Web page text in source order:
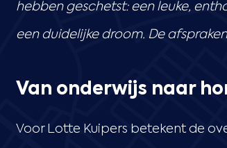
hebben geschetst: een leuke,
een duidelijke droom. De
Van onderwijs naar
Voor Lotte Kuipers betekent de